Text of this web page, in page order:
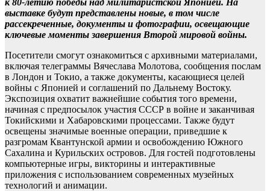
к 80-летию победы над милитаристской Японией. На
выставке будут представлены новые, в том числе
рассекреченные, документы и фотографии, освещающие
ключевые моменты завершения Второй мировой войны.
Посетители смогут ознакомиться с архивными материалами,
включая телеграммы Вячеслава Молотова, сообщения послам
в Лондон и Токио, а также документы, касающиеся целей
войны с Японией и соглашений по Дальнему Востоку.
Экспозиция охватит важнейшие события того времени,
начиная с предпосылок участия СССР в войне и заканчивая
Токийскими и Хабаровскими процессами. Также будут
освещены значимые военные операции, приведшие к
разгромам Квантунской армии и освобождению Южного
Сахалина и Курильских островов. Для гостей подготовлены
компьютерные игры, викторины и интерактивные
приложения с использованием современных музейных
технологий и анимации.